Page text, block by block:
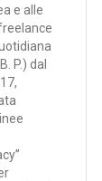
e alle
P.) dal